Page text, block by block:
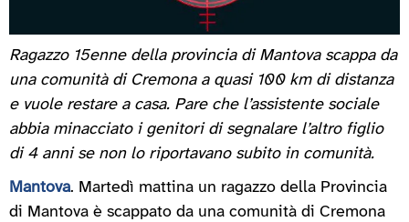
Ragazzo 15enne della provincia di Mantova scappa da
una comunità di Cremona a quasi 100 km di distanza
e vuole restare a casa. Pare che l’assistente sociale
abbia minacciato i genitori di segnalare l’altro figlio
di 4 anni se non lo riportavano subito in comunità.
Mantova. Martedì mattina un ragazzo della Provincia
di Mantova è scappato da una comunità di Cremona